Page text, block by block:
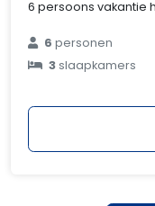
6 persoons vakantie
6personen
3slaapkamers